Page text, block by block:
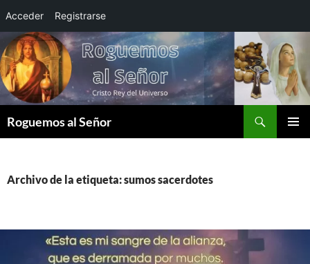
Acceder Registrarse
Saltar
al
contenido
Roguemos al Señor
Archivo de la etiqueta: sumos sacerdotes